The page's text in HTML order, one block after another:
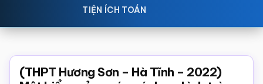
toán
giáo
Toán,
TIỆN ÍCH TOÁN
(THPT Hương Sơn – Hà Tĩnh – 2022)